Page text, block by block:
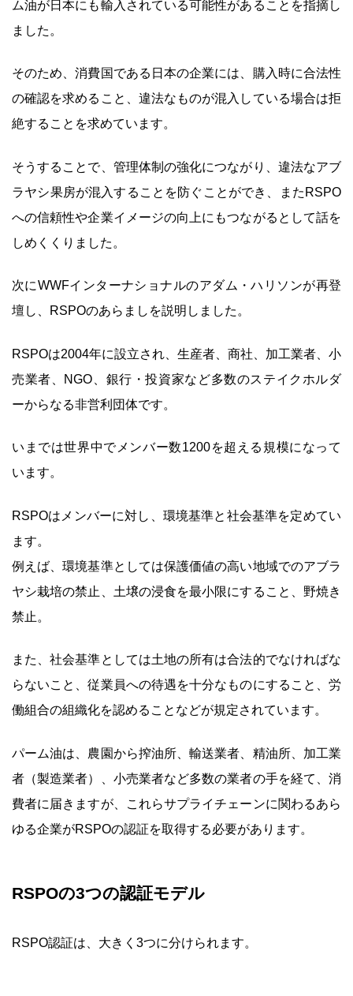
ム油が日本にも輸入されている可能性があることを指摘し
ました。
そのため、消費国である日本の企業には、購入時に合法性
の確認を求めること、違法なものが混入している場合は拒
絶することを求めています。
そうすることで、管理体制の強化につながり、違法なアブ
ラヤシ果房が混入することを防ぐことができ、またRSPO
への信頼性や企業イメージの向上にもつながるとして話を
しめくくりました。
次にWWFインターナショナルのアダム・ハリソンが再登
壇し、RSPOのあらましを説明しました。
RSPOは2004年に設立され、生産者、商社、加工業者、小
売業者、NGO、銀行・投資家など多数のステイクホルダ
ーからなる非営利団体です。
いまでは世界中でメンバー数1200を超える規模になって
います。
RSPOはメンバーに対し、環境基準と社会基準を定めてい
ます。
例えば、環境基準としては保護価値の高い地域でのアブラ
ヤシ栽培の禁止、土壌の浸食を最小限にすること、野焼き
禁止。
また、社会基準としては土地の所有は合法的でなければな
らないこと、従業員への待遇を十分なものにすること、労
働組合の組織化を認めることなどが規定されています。
パーム油は、農園から搾油所、輸送業者、精油所、加工業
者（製造業者）、小売業者など多数の業者の手を経て、消
費者に届きますが、これらサプライチェーンに関わるあら
ゆる企業がRSPOの認証を取得する必要があります。
RSPOの3つの認証モデル
RSPO認証は、大きく3つに分けられます。